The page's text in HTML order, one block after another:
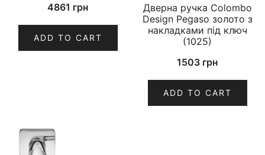
4861 грн
ADD TO CART
Дверна ручка Colombo
Design Pegaso золото з
накладками під ключ
(1025)
1503 грн
ADD TO CART